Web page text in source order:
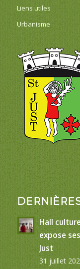
Liens utiles
Urbanisme
Hall
expose
Just
31 juillet